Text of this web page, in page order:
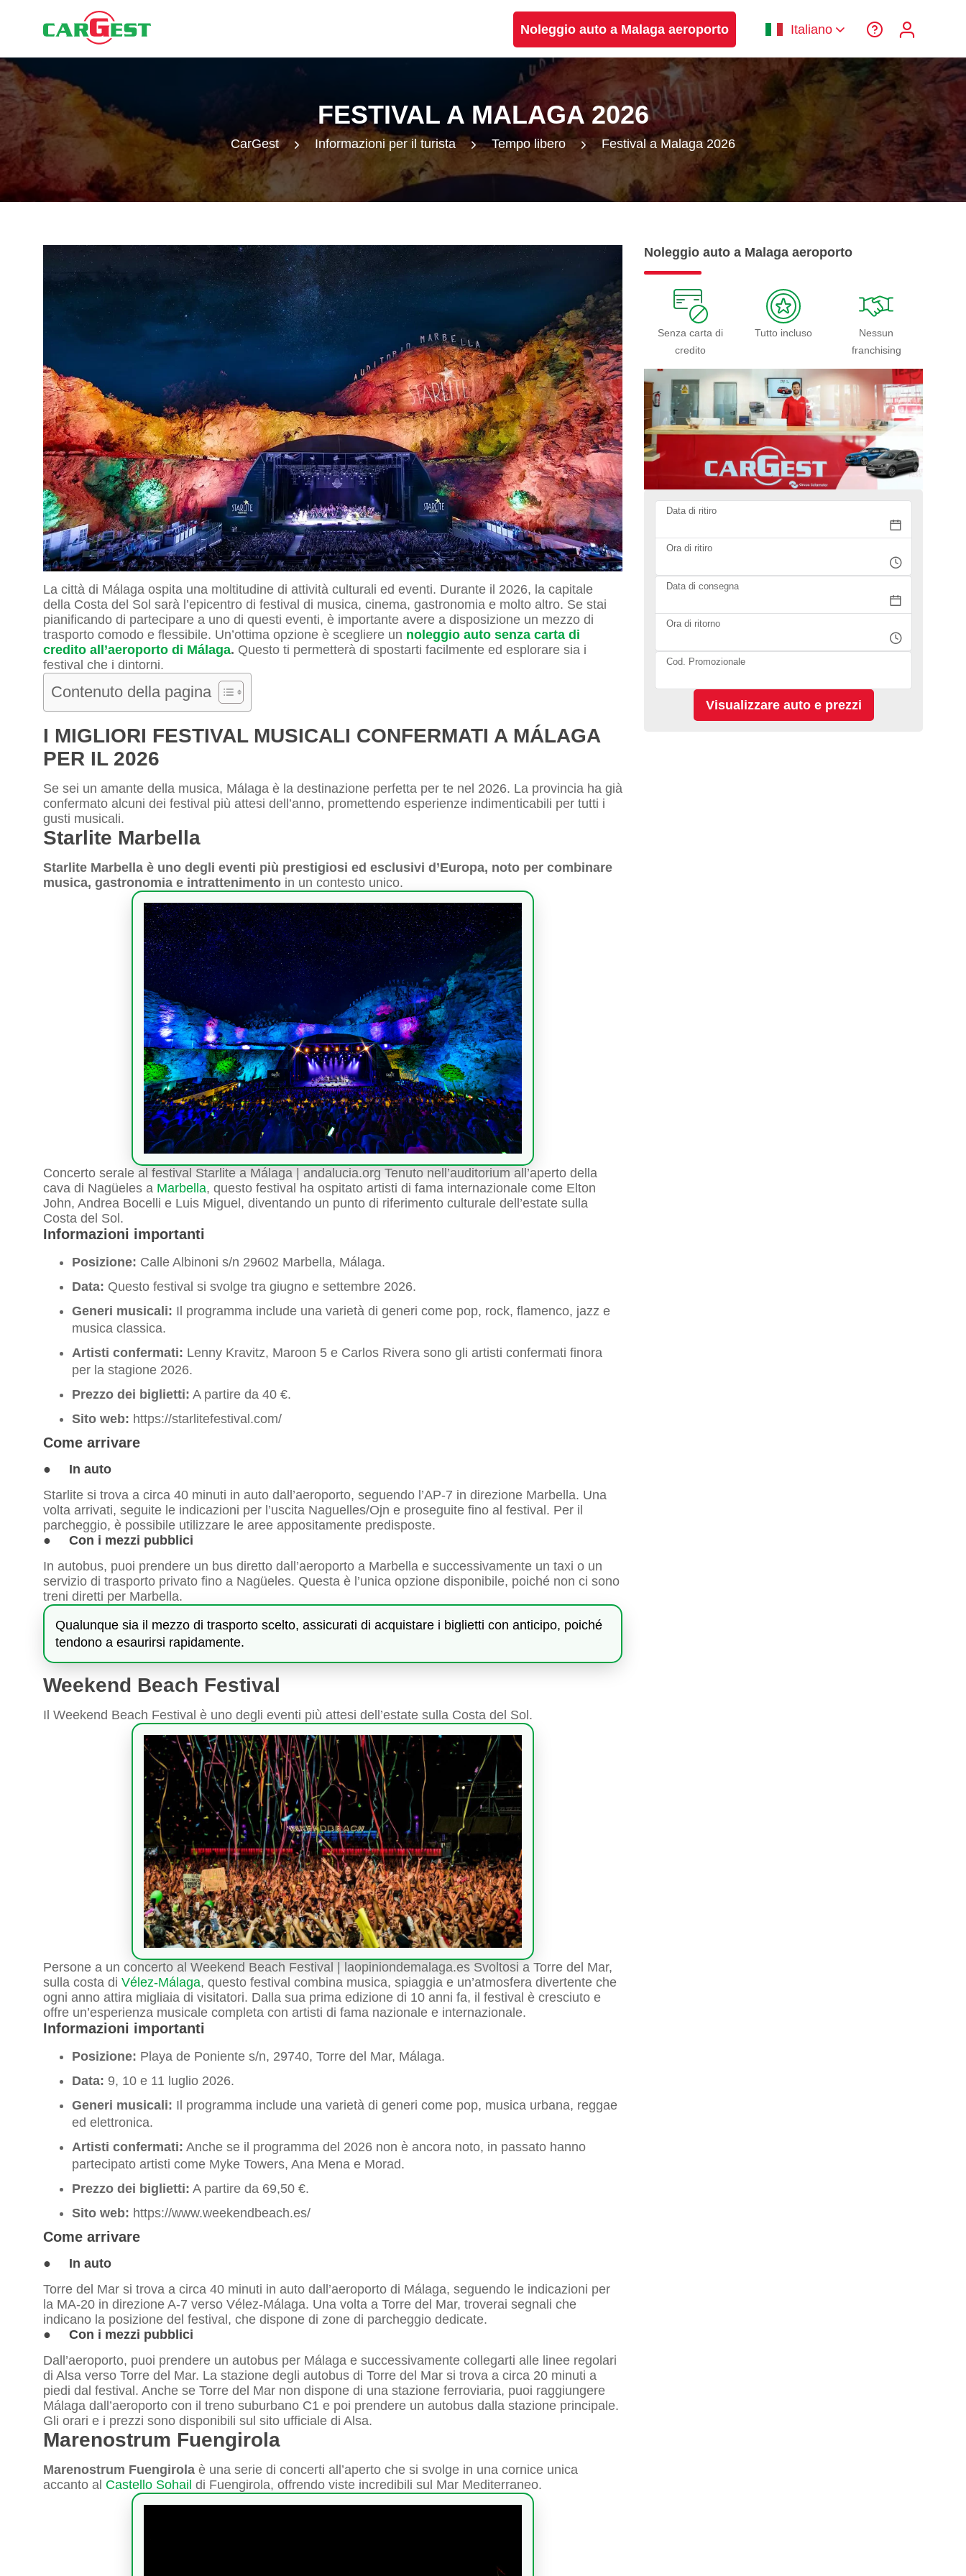
Noleggio auto a Malaga aeroporto Italiano
FESTIVAL A MALAGA 2026
CarGest Informazioni per il turista Tempo libero Festival a Malaga 2026
La città di Málaga ospita una moltitudine di attività culturali ed eventi. Durante il 2026, la capitale
della Costa del Sol sarà l’epicentro di festival di musica, cinema, gastronomia e molto altro. Se stai
pianificando di partecipare a uno di questi eventi, è importante avere a disposizione un mezzo di
trasporto comodo e flessibile. Un’ottima opzione è scegliere un noleggio auto senza carta di
credito all’aeroporto di Málaga. Questo ti permetterà di spostarti facilmente ed esplorare sia i
festival che i dintorni.
Contenuto della pagina
I MIGLIORI FESTIVAL MUSICALI CONFERMATI A MÁLAGA
PER IL 2026
Se sei un amante della musica, Málaga è la destinazione perfetta per te nel 2026. La provincia ha già
confermato alcuni dei festival più attesi dell’anno, promettendo esperienze indimenticabili per tutti i
gusti musicali.
Starlite Marbella
Starlite Marbella è uno degli eventi più prestigiosi ed esclusivi d’Europa, noto per combinare
musica, gastronomia e intrattenimento in un contesto unico.
Concerto serale al festival Starlite a Málaga | andalucia.org Tenuto nell’auditorium all’aperto della
cava di Nagüeles a Marbella, questo festival ha ospitato artisti di fama internazionale come Elton
John, Andrea Bocelli e Luis Miguel, diventando un punto di riferimento culturale dell’estate sulla
Costa del Sol.
Informazioni importanti
Posizione: Calle Albinoni s/n 29602 Marbella, Málaga.
Data: Questo festival si svolge tra giugno e settembre 2026.
Generi musicali: Il programma include una varietà di generi come pop, rock, flamenco, jazz e
musica classica.
Artisti confermati: Lenny Kravitz, Maroon 5 e Carlos Rivera sono gli artisti confermati finora
per la stagione 2026.
Prezzo dei biglietti: A partire da 40 €.
Sito web: https://starlitefestival.com/
Come arrivare
● In auto
Starlite si trova a circa 40 minuti in auto dall’aeroporto, seguendo l’AP-7 in direzione Marbella. Una
volta arrivati, seguite le indicazioni per l’uscita Naguelles/Ojn e proseguite fino al festival. Per il
parcheggio, è possibile utilizzare le aree appositamente predisposte.
● Con i mezzi pubblici
In autobus, puoi prendere un bus diretto dall’aeroporto a Marbella e successivamente un taxi o un
servizio di trasporto privato fino a Nagüeles. Questa è l’unica opzione disponibile, poiché non ci sono
treni diretti per Marbella.
Qualunque sia il mezzo di trasporto scelto, assicurati di acquistare i biglietti con anticipo, poiché
tendono a esaurirsi rapidamente.
Weekend Beach Festival
Il Weekend Beach Festival è uno degli eventi più attesi dell’estate sulla Costa del Sol.
Persone a un concerto al Weekend Beach Festival | laopiniondemalaga.es Svoltosi a Torre del Mar,
sulla costa di Vélez-Málaga, questo festival combina musica, spiaggia e un’atmosfera divertente che
ogni anno attira migliaia di visitatori. Dalla sua prima edizione di 10 anni fa, il festival è cresciuto e
offre un’esperienza musicale completa con artisti di fama nazionale e internazionale.
Informazioni importanti
Posizione: Playa de Poniente s/n, 29740, Torre del Mar, Málaga.
Data: 9, 10 e 11 luglio 2026.
Generi musicali: Il programma include una varietà di generi come pop, musica urbana, reggae
ed elettronica.
Artisti confermati: Anche se il programma del 2026 non è ancora noto, in passato hanno
partecipato artisti come Myke Towers, Ana Mena e Morad.
Prezzo dei biglietti: A partire da 69,50 €.
Sito web: https://www.weekendbeach.es/
Come arrivare
● In auto
Torre del Mar si trova a circa 40 minuti in auto dall’aeroporto di Málaga, seguendo le indicazioni per
la MA-20 in direzione A-7 verso Vélez-Málaga. Una volta a Torre del Mar, troverai segnali che
indicano la posizione del festival, che dispone di zone di parcheggio dedicate.
● Con i mezzi pubblici
Dall’aeroporto, puoi prendere un autobus per Málaga e successivamente collegarti alle linee regolari
di Alsa verso Torre del Mar. La stazione degli autobus di Torre del Mar si trova a circa 20 minuti a
piedi dal festival. Anche se Torre del Mar non dispone di una stazione ferroviaria, puoi raggiungere
Málaga dall’aeroporto con il treno suburbano C1 e poi prendere un autobus dalla stazione principale.
Gli orari e i prezzi sono disponibili sul sito ufficiale di Alsa.
Marenostrum Fuengirola
Marenostrum Fuengirola è una serie di concerti all’aperto che si svolge in una cornice unica
accanto al Castello Sohail di Fuengirola, offrendo viste incredibili sul Mar Mediterraneo.
Noleggio auto a Malaga aeroporto
Senza carta di
credito
Tutto incluso
Nessun
franchising
Data di ritiro
Ora di ritiro
Data di consegna
Ora di ritorno
Cod. Promozionale